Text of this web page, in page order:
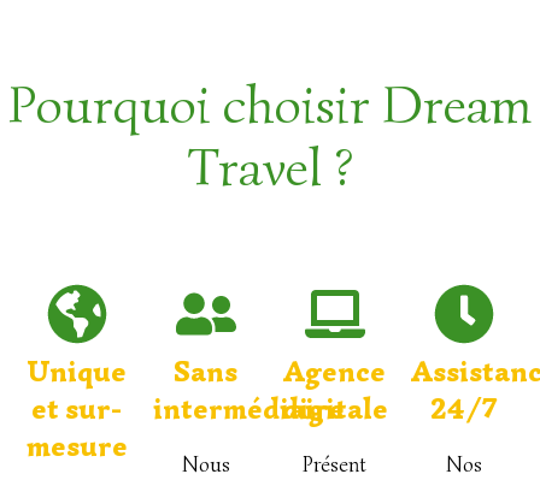
Pourquoi choisir Dream
Travel ?
Unique
et sur-
mesure
Sans
intermédiaire
Nous
Agence
digitale
Présent
24/7
Nos